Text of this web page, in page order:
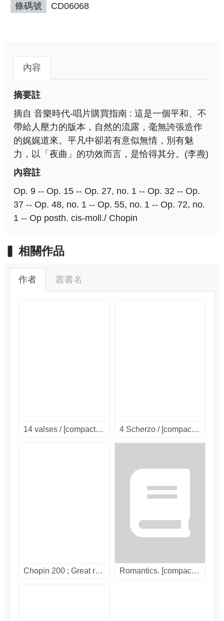
條碼號
CD06068
內容
摘要註
摘自 音樂時代-唱片購買指南 : 這是一個平和、不
帶給人壓力的版本，自然的流露，毫無誇張造作
的娓娓道來。平凡中卻若有意似無情，別有魅
力，以「夜曲」的功效而言，是恰得其分。(李燾)
內容註
Op. 9 -- Op. 15 -- Op. 27, no. 1 -- Op. 32 -- Op.
37 -- Op. 48, no. 1 -- Op. 55, no. 1 -- Op. 72, no.
1 -- Op posth. cis-moll./ Chopin
相關作品
作者 叢書名
14 valses / [compact disc] 4 Scherzo / [compact disc].
Chopin 200 ; Great recordings / Vol. 2 : ballades & scherzos. [compact disc]. Romantics. [compact disc]